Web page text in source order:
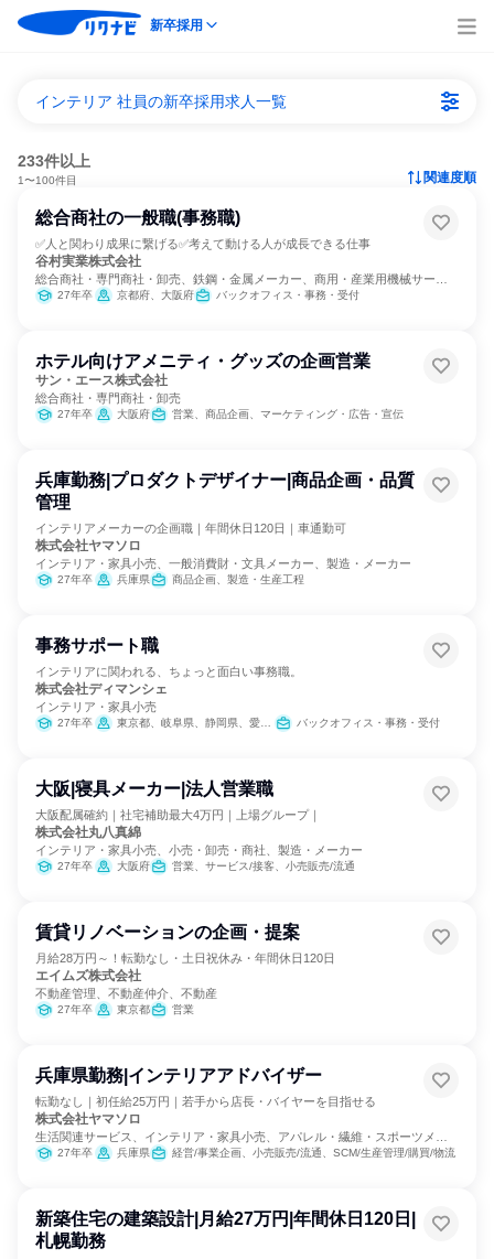
新卒採用
インテリア 社員の新卒採用求人一覧
233件以上
1〜100件目 関連度順
総合商社の一般職(事務職)
✅人と関わり成果に繋げる✅考えて動ける人が成長できる仕事
谷村実業株式会社
総合商社・専門商社・卸売、鉄鋼・金属メーカー、商用・産業用機械サービ
ス
27年卒 京都府、大阪府 バックオフィス・事務・受付
ホテル向けアメニティ・グッズの企画営業
サン・エース株式会社
総合商社・専門商社・卸売
27年卒 大阪府 営業、商品企画、マーケティング・広告・宣伝
兵庫勤務|プロダクトデザイナー|商品企画・品質
管理
インテリアメーカーの企画職｜年間休日120日｜車通勤可
株式会社ヤマソロ
インテリア・家具小売、一般消費財・文具メーカー、製造・メーカー
27年卒 兵庫県 商品企画、製造・生産工程
事務サポート職
インテリアに関われる、ちょっと面白い事務職。
株式会社ディマンシェ
インテリア・家具小売
27年卒 東京都、岐阜県、静岡県、愛知県、三重県、大阪府 バックオフィス・事務・受付
大阪|寝具メーカー|法人営業職
大阪配属確約｜社宅補助最大4万円｜上場グループ｜
株式会社丸八真綿
インテリア・家具小売、小売・卸売・商社、製造・メーカー
27年卒 大阪府 営業、サービス/接客、小売販売/流通
賃貸リノベーションの企画・提案
月給28万円～！転勤なし・土日祝休み・年間休日120日
エイムズ株式会社
不動産管理、不動産仲介、不動産
27年卒 東京都 営業
兵庫県勤務|インテリアアドバイザー
転勤なし｜初任給25万円｜若手から店長・バイヤーを目指せる
株式会社ヤマソロ
生活関連サービス、インテリア・家具小売、アパレル・繊維・スポーツメー
カー27年卒 兵庫県 経営/事業企画、小売販売/流通、SCM/生産管理/購買/物流
新築住宅の建築設計|月給27万円|年間休日120日|
札幌勤務